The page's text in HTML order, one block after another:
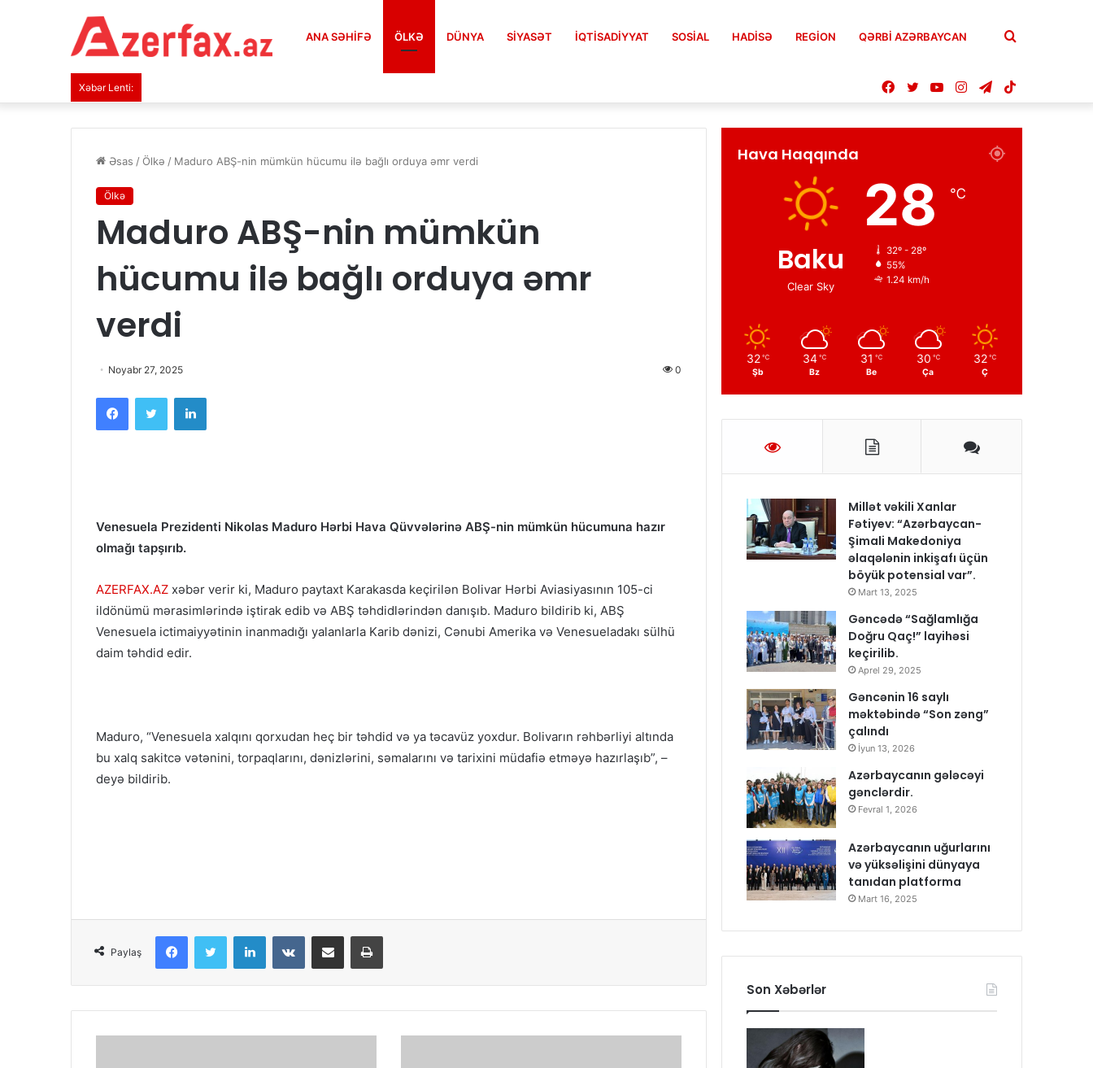
ANA SƏHIFƏ ÖLKƏ DÜNYA SIYASƏT İQTISADIYYAT SOSIAL HADISƏ REGION QƏRBİ AZƏRBAYCAN Axtar
Xəbər Lenti: Telegram
Instagram
YouTube
Twitter
Facebook
Əsas /Ölkə / Maduro ABŞ-nin mümkün hücumu ilə bağlı orduya əmr verdi
Ölkə
Maduro ABŞ-nin mümkün
hücumu ilə bağlı orduya əmr
verdi
Noyabr 27, 2025 0
Venesuela Prezidenti Nikolas Maduro Hərbi Hava Qüvvələrinə ABŞ-nin mümkün hücumuna hazır
olmağı tapşırıb.
AZERFAX.AZ xəbər verir ki, Maduro paytaxt Karakasda keçirilən Bolivar Hərbi Aviasiyasının 105-ci
ildönümü mərasimlərində iştirak edib və ABŞ təhdidlərindən danışıb. Maduro bildirib ki, ABŞ
Venesuela ictimaiyyətinin inanmadığı yalanlarla Karib dənizi, Cənubi Amerika və Venesueladakı sülhü
daim təhdid edir.
Maduro, “Venesuela xalqını qorxudan heç bir təhdid və ya təcavüz yoxdur. Bolivarın rəhbərliyi altında
bu xalq sakitcə vətənini, torpaqlarını, dənizlərini, səmalarını və tarixini müdafiə etməyə hazırlaşıb”, –
deyə bildirib.
Paylaş
Hava Haqqında
Baku
Clear Sky
28 ℃
32º - 28º
55%
1.24 km/h
32 ℃
Şb
34 ℃
Bz
31 ℃
Be
30 ℃
Ça
32 ℃
Ç
Millət vəkili Xanlar
Fətiyev: “Azərbaycan-
Şimali Makedoniya
əlaqələnin inkişafı üçün
böyük potensial var”.
Mart 13, 2025
Gəncədə “Sağlamlığa
Doğru Qaç!” layihəsi
keçirilib.
Aprel 29, 2025
Gəncənin 16 saylı
məktəbində “Son zəng”
çalındı
İyun 13, 2026
Azərbaycanın gələcəyi
gənclərdir.
Fevral 1, 2026
Azərbaycanın uğurlarını
və yüksəlişini dünyaya
tanıdan platforma
Mart 16, 2025
Son Xəbərlər